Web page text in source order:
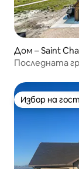
Дом – Saint
Последната
Избор на
Избор на